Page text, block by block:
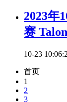
2023年
赛
10-23
首页
1
2
3